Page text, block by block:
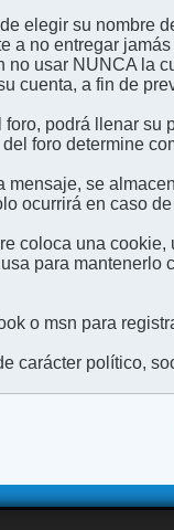
elegir su nombre
a no entregar
no usar NUNCA la
cuenta, a fin de
podrá llenar
foro determine
mensaje, se
ocurrirá en caso
coloca una
para
o msn para
carácter político,